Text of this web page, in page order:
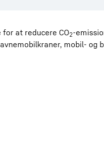
at reducere CO2-
mobil- og